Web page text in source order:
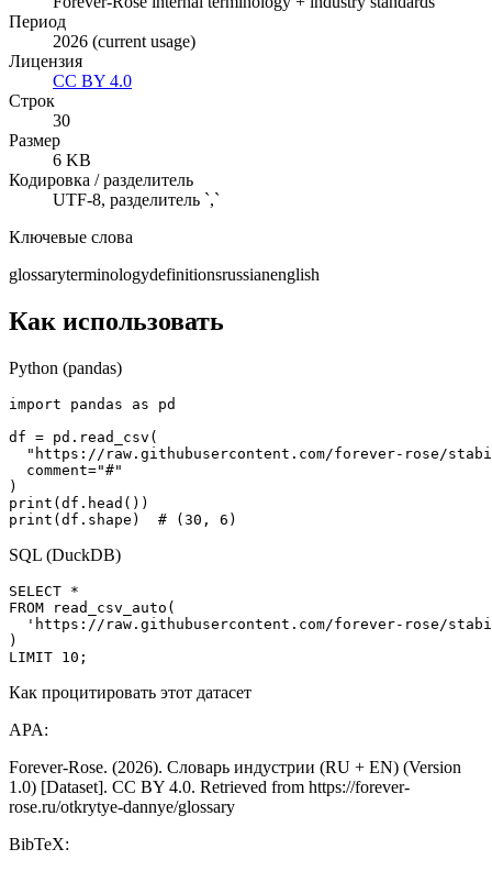
Период
2026 (current usage)
Лицензия
CC BY 4.0
Строк
30
Размер
6 KB
Кодировка / разделитель
UTF-8, разделитель `,`
Ключевые слова
glossaryterminologydefinitionsrussianenglish
Как использовать
Python (pandas)
import pandas as pd
df = pd.read_csv(
"https://raw.githubusercontent.com/forever-rose/
  comment="#"
)
print(df.head())
print(df.shape)  # (30, 6)
SQL (DuckDB)
SELECT *
FROM read_csv_auto(
'https://raw.githubusercontent.com/forever-rose/
)
LIMIT 10;
Как процитировать этот датасет
APA:
Forever-Rose. (2026). Словарь индустрии (RU + EN) (Version
1.0) [Dataset]. CC BY 4.0. Retrieved from https://forever-
rose.ru/otkrytye-dannye/glossary
BibTeX: